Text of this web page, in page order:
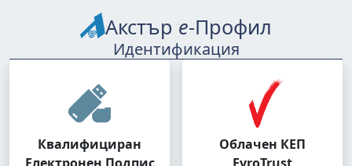
Акстър е-Профил
Идентификация
Квалифициран
Облачен КЕП